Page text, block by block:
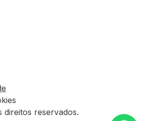
reservados.